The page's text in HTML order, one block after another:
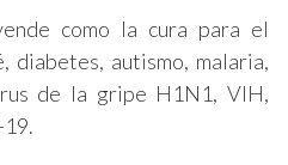
como la cura para el
diabetes, autismo, malaria,
de la gripe H1N1, VIH,